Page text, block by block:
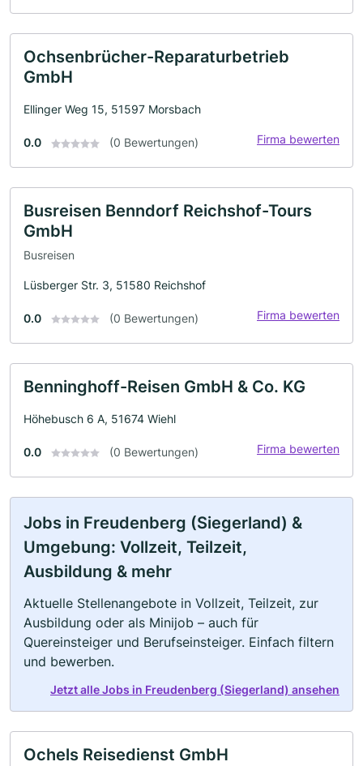
Ochsenbrücher-Reparaturbetrieb
GmbH
Ellinger Weg 15, 51597 Morsbach
0.0 (0 Bewertungen) Firma bewerten
Busreisen Benndorf Reichshof-Tours
GmbH
Busreisen
Lüsberger Str. 3, 51580 Reichshof
0.0 (0 Bewertungen) Firma bewerten
Benninghoff-Reisen GmbH & Co. KG
Höhebusch 6 A, 51674 Wiehl
0.0 (0 Bewertungen) Firma bewerten
Jobs in Freudenberg (Siegerland) &
Umgebung: Vollzeit, Teilzeit,
Ausbildung & mehr
Aktuelle Stellenangebote in Vollzeit, Teilzeit, zur
Ausbildung oder als Minijob – auch für
Quereinsteiger und Berufseinsteiger. Einfach filtern
und bewerben.
Jetzt alle Jobs in Freudenberg (Siegerland) ansehen
Ochels Reisedienst GmbH